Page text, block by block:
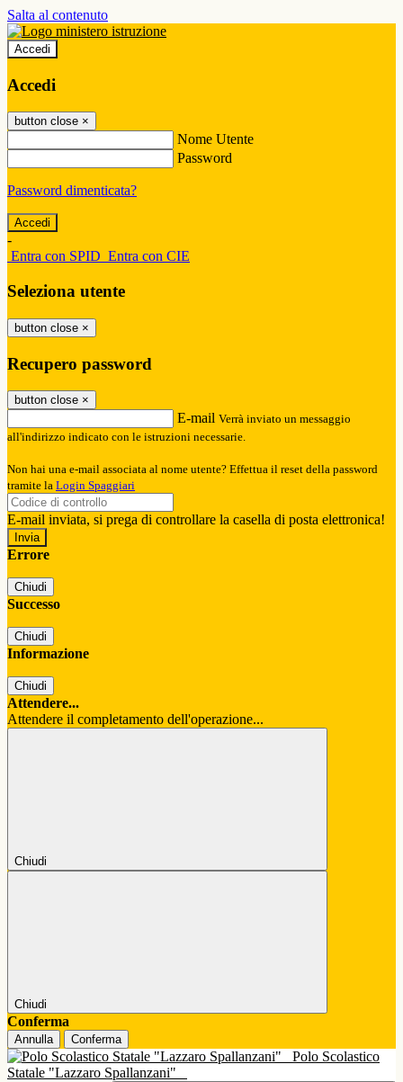
Salta al contenuto
Accedi
Accedi
button close ×
Nome Utente
Password
Password dimenticata?
-
Entra con SPID Entra con CIE
Seleziona utente
button close ×
Recupero password
button close ×
E-mail Verrà inviato un messaggio
all'indirizzo indicato con le istruzioni necessarie.
Non hai una e-mail associata al nome utente? Effettua il reset della password
tramite la Login Spaggiari
E-mail inviata, si prega di controllare la casella di posta elettronica!
Errore
Chiudi
Successo
Chiudi
Informazione
Chiudi
Attendere...
Attendere il completamento dell'operazione...
Chiudi
Chiudi
Conferma
Annulla Conferma
Polo Scolastico
Statale "Lazzaro Spallanzani"